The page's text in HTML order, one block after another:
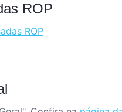
ROP
ROP